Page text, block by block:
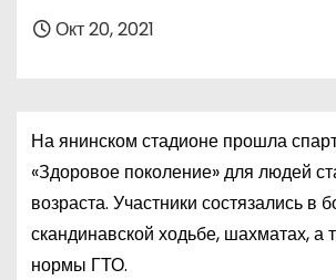
Окт 20, 2021
На янинском стадионе прошла
«Здоровое поколение» для людей
возраста. Участники состязались в
скандинавской ходьбе, шахматах, а
нормы ГТО.